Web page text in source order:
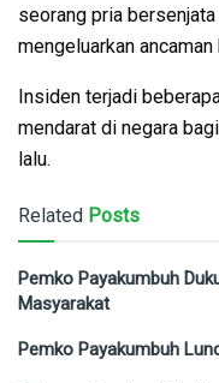
seorang pria
mengeluarkan
Insiden terjadi
mendarat di negara
lalu.
Related Posts
Pemko Payakumbuh
Masyarakat
Pemko Payakumbuh